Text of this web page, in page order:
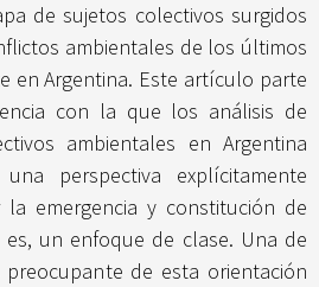
de sujetos colectivos surgidos
ambientales de los últimos
en Argentina. Este artículo parte
con la que los análisis de
ambientales en Argentina
perspectiva explícitamente
la emergencia y constitución de
un enfoque de clase. Una de
preocupante de esta orientación